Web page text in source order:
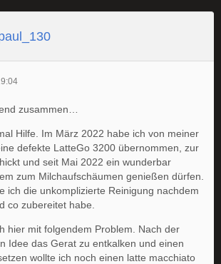
zusammen…
Hilfe. Im März 2022 habe ich von meiner
defekte LatteGo 3200 übernommen, zur
und seit Mai 2022 ein wunderbar
zum Milchaufschäumen genießen dürfen.
ich die unkomplizierte Reinigung nachdem
co zubereitet habe.
hier mit folgendem Problem. Nach der
Idee das Gerat zu entkalken und einen
wollte ich noch einen latte macchiato